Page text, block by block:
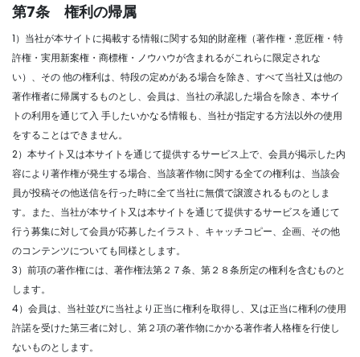
第7条 権利の帰属
1）当社が本サイトに掲載する情報に関する知的財産権（著作権・意匠権・特
許権・実用新案権・商標権・ノウハウが含まれるがこれらに限定されな
い）、その 他の権利は、特段の定めがある場合を除き、すべて当社又は他の
著作権者に帰属するものとし、会員は、当社の承認した場合を除き、本サイ
トの利用を通じて入 手したいかなる情報も、当社が指定する方法以外の使用
をすることはできません。
2）本サイト又は本サイトを通じて提供するサービス上で、会員が掲示した内
容により著作権が発生する場合、当該著作物に関する全ての権利は、当該会
員が投稿その他送信を行った時に全て当社に無償で譲渡されるものとしま
す。また、当社が本サイト又は本サイトを通じて提供するサービスを通じて
行う募集に対して会員が応募したイラスト、キャッチコピー、企画、その他
のコンテンツについても同様とします。
3）前項の著作権には、著作権法第２７条、第２８条所定の権利を含むものと
します。
4）会員は、当社並びに当社より正当に権利を取得し、又は正当に権利の使用
許諾を受けた第三者に対し、第２項の著作物にかかる著作者人格権を行使し
ないものとします。